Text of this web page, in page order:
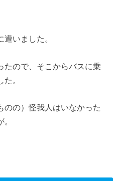
いました。
たので、そこからバスに乗
。
のの）怪我人はいなかった